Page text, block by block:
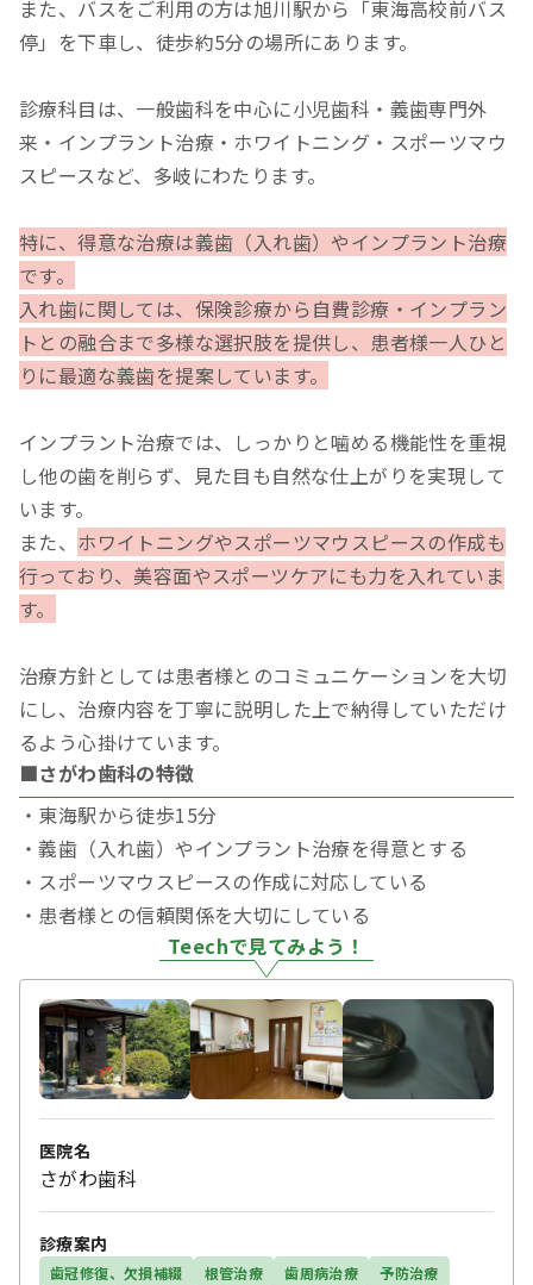
また、バスをご利用の方は旭川駅から「東海高校前バス
停」を下車し、徒歩約5分の場所にあります。
診療科目は、一般歯科を中心に小児歯科・義歯専門外
来・インプラント治療・ホワイトニング・スポーツマウ
スピースなど、多岐にわたります。
特に、得意な治療は義歯（入れ歯）やインプラント治療
です。
入れ歯に関しては、保険診療から自費診療・インプラン
トとの融合まで多様な選択肢を提供し、患者様一人ひと
りに最適な義歯を提案しています。
インプラント治療では、しっかりと噛める機能性を重視
し他の歯を削らず、見た目も自然な仕上がりを実現して
います。
また、 ホワイトニングやスポーツマウスピースの作成も
行っており、美容面やスポーツケアにも力を入れていま
す。
治療方針としては患者様とのコミュニケーションを大切
にし、治療内容を丁寧に説明した上で納得していただけ
るよう心掛けています。
■さがわ歯科の特徴
・東海駅から徒歩15分
・義歯（入れ歯）やインプラント治療を得意とする
・スポーツマウスピースの作成に対応している
・患者様との信頼関係を大切にしている
Teechで見てみよう！
医院名
さがわ歯科
診療案内
歯冠修復、欠損補綴 根管治療 歯周病治療
予防治療